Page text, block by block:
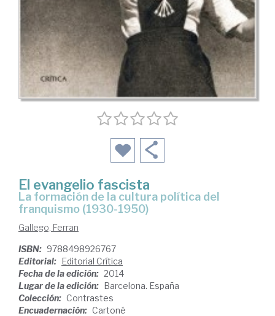
El evangelio fascista
la formación de la cultura política del
franquismo (1930-1950)
Gallego, Ferran
ISBN: 9788498926767
Editorial: Editorial Crítica
Fecha de la edición: 2014
Lugar de la edición: Barcelona. España
Colección: Contrastes
Encuadernación: Cartoné